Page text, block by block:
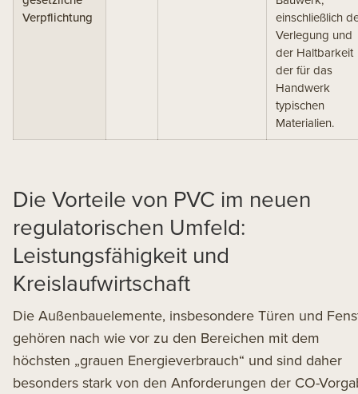
Verpflichtung
einschließlich
Verlegung und
der Haltbarkeit
der für das
Handwerk
typischen
Materialien.
Die Vorteile von PVC im neuen
regulatorischen Umfeld:
Leistungsfähigkeit und
Kreislaufwirtschaft
Die Außenbauelemente, insbesondere Türen und
gehören nach wie vor zu den Bereichen mit dem
höchsten „grauen Energieverbrauch“ und sind daher
besonders stark von den Anforderungen der CO-